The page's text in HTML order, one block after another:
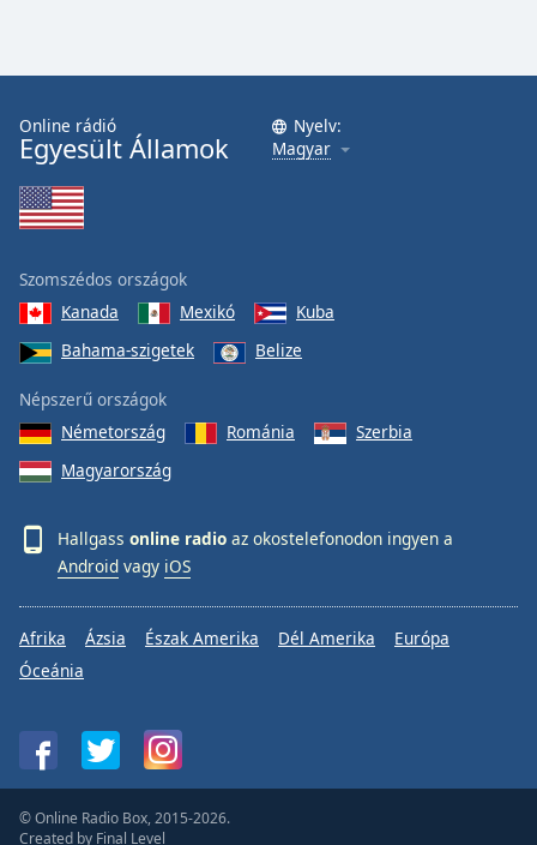
Online rádió
Egyesült Államok
Nyelv:
Magyar
Szomszédos országok
Kanada
Mexikó
Kuba
Bahama-szigetek
Belize
Népszerű országok
Németország
Románia
Szerbia
Magyarország
Hallgass online radio az okostelefonodon ingyen a
Android vagy iOS
Afrika Ázsia Észak Amerika Dél Amerika
Európa
Óceánia
© Online Radio Box, 2015-2026.
Created by Final Level